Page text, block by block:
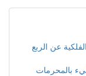
عن الربع
بالمحرمات